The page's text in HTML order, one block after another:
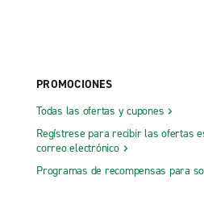
PROMOCIONES
Todas las ofertas y cupones
Regístrese para recibir las ofertas
correo electrónico
Programas de recompensas para